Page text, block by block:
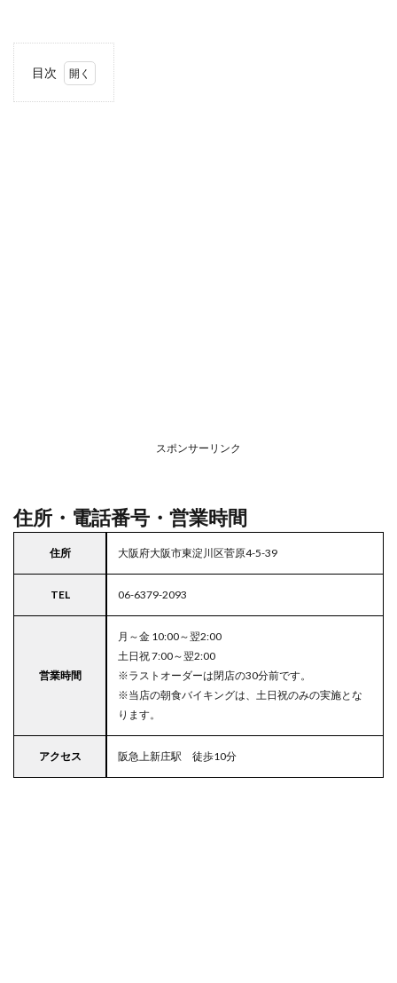
目次
コス
スポンサーリンク
住所・電話番号・営業時間
住所 大阪府大阪市東淀川区菅原4-5-39
TEL 06-6379-2093
営業時間
月～金 10:00～翌2:00
土日祝 7:00～翌2:00
※ラストオーダーは閉店の30分前です。
※当店の朝食バイキングは、土日祝のみの実施とな
ります。
アクセス 阪急上新庄駅 徒歩10分